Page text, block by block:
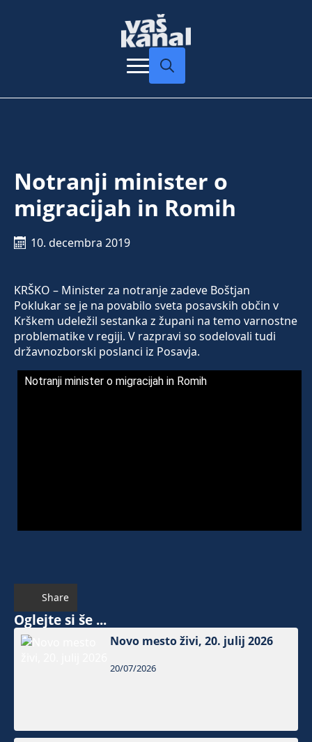
Notranji minister o
migracijah in Romih
10. decembra 2019
KRŠKO – Minister za notranje zadeve Boštjan
Poklukar se je na povabilo sveta posavskih občin v
Krškem udeležil sestanka z župani na temo varnostne
problematike v regiji. V razpravi so sodelovali tudi
državnozborski poslanci iz Posavja.
Notranji minister o migracijah in Romih
Share
Oglejte si še ...
Novo mesto živi, 20. julij 2026
20/07/2026